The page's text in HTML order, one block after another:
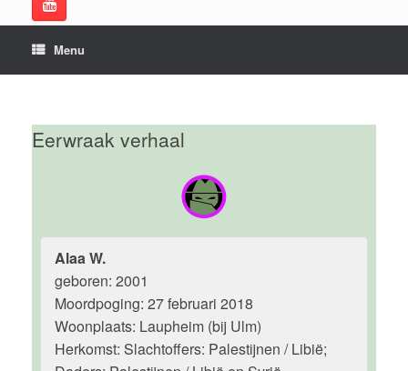
Menu
Eerwraak verhaal
Alaa W.
geboren: 2001
Moordpoging: 27 februari 2018
Woonplaats: Laupheim (bij Ulm)
Herkomst: Slachtoffers: Palestijnen / Libië;